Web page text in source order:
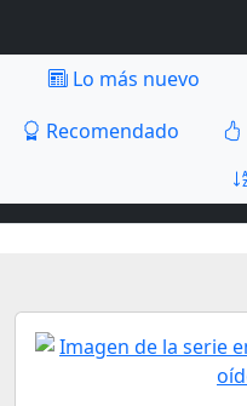
Lo más nuevo
Recomendado